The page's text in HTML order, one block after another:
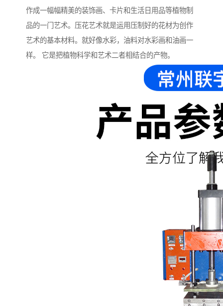
作成一幅幅精美的装饰画、卡片和生活日用品等植物制
品的一门艺术。压花艺术就是运用压制好的花材为创作
艺术的基本材料。就好像水彩，油料对水彩画和油画一
样。 它是把植物科学和艺术二者相结合的产物。